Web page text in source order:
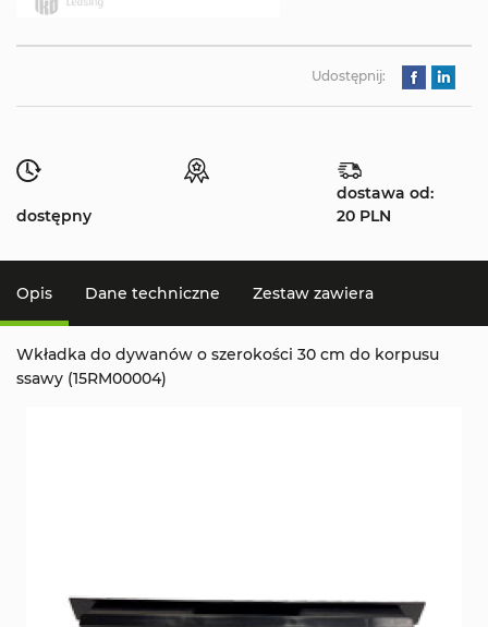
Udostępnij:
dostępny
dostawa od:
20 PLN
Opis Dane techniczne Zestaw zawiera
Wkładka do dywanów o szerokości 30 cm do korpusu
ssawy (15RM00004)